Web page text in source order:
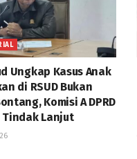
Ungkap Kasus Anak
di RSUD Bukan
Komisi A DPRD
Lanjut